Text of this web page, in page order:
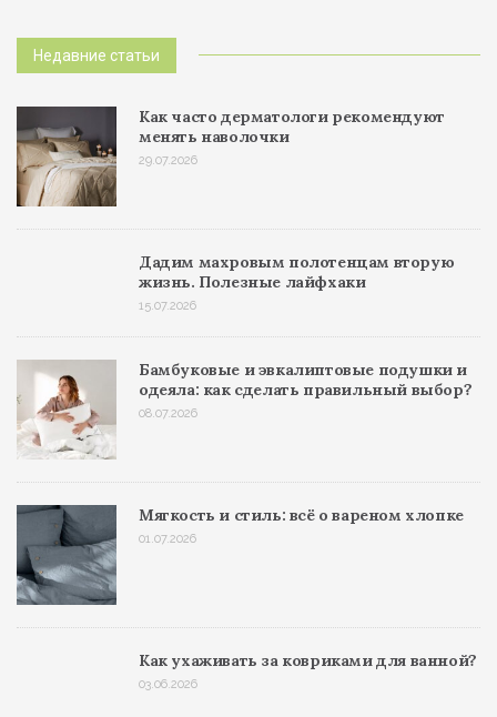
Недавние статьи
Как часто дерматологи рекомендуют
менять наволочки
29.07.2026
Дадим махровым полотенцам вторую
жизнь. Полезные лайфхаки
15.07.2026
Бамбуковые и эвкалиптовые подушки и
одеяла: как сделать правильный выбор?
08.07.2026
Мягкость и стиль: всё о вареном хлопке
01.07.2026
Как ухаживать за ковриками для ванной?
03.06.2026